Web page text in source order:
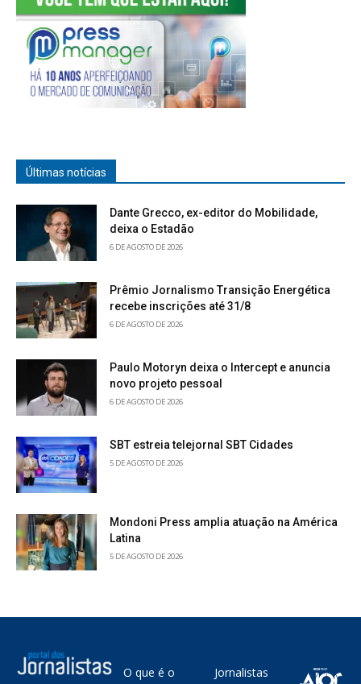
Últimas notícias
Dante Grecco, ex-editor do Mobilidade,
deixa o Estadão
6 DE AGOSTO DE 2026
Prêmio Jornalismo Transição Energética
recebe inscrições até 31/8
6 DE AGOSTO DE 2026
Paulo Motoryn deixa o Intercept e anuncia
novo projeto pessoal
6 DE AGOSTO DE 2026
SBT estreia telejornal SBT Cidades
5 DE AGOSTO DE 2026
Mondoni Press amplia atuação na América
Latina
5 DE AGOSTO DE 2026
O que é o Jornalistas